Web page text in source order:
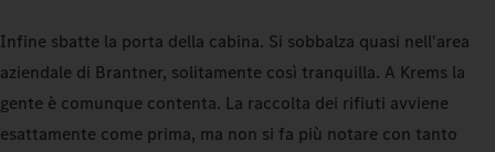
Infine sbatte la porta della cabina. Si sobbalza quasi nell'area
aziendale di Brantner, solitamente così tranquilla. A Krems la
gente è comunque contenta. La raccolta dei rifiuti avviene
esattamente come prima, ma non si fa più notare con tanto